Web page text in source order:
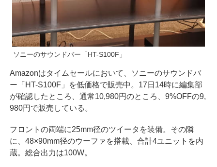
ソニーのサウンドバー「HT-S100F」
Amazonはタイムセールにおいて、ソニーのサウンドバ
ー「HT-S100F」を低価格で販売中。17日14時に編集部
が確認したところ、通常10,980円のところ、9%OFFの9,
980円で販売している。
フロントの両端に25mm径のツイータを装備。その隣
に、48×90mm径のウーファを搭載、合計4ユニットを内
蔵。総合出力は100W。